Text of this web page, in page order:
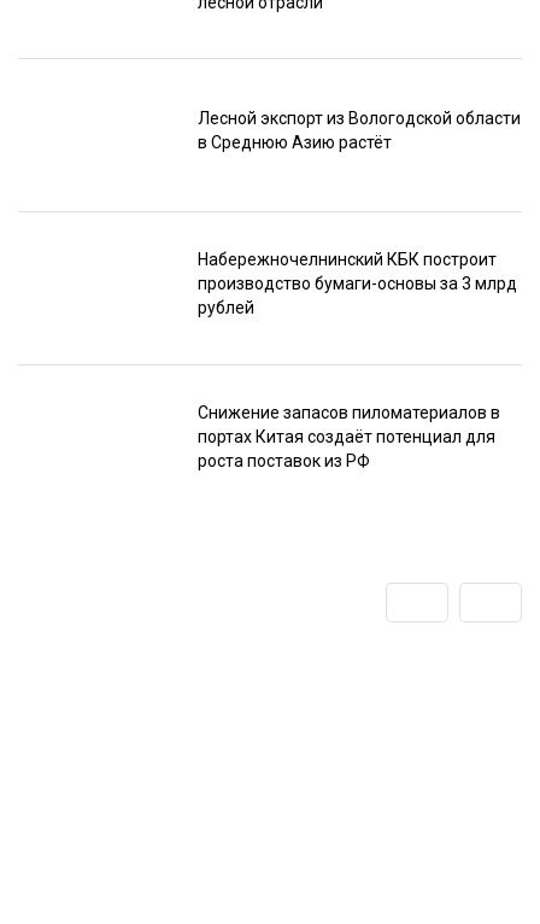
Лесной экспорт из Вологодской области
в Среднюю Азию растёт
Набережночелнинский КБК построит
производство бумаги-основы за 3 млрд
рублей
Снижение запасов пиломатериалов в
портах Китая создаёт потенциал для
роста поставок из РФ